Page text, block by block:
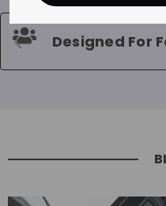
Designed For